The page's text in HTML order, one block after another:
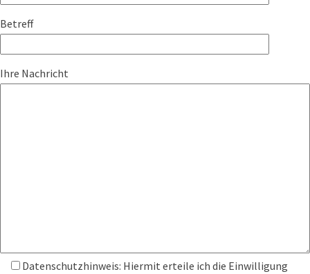
Betreff
Ihre Nachricht
Datenschutzhinweis: Hiermit erteile ich die Einwilligung